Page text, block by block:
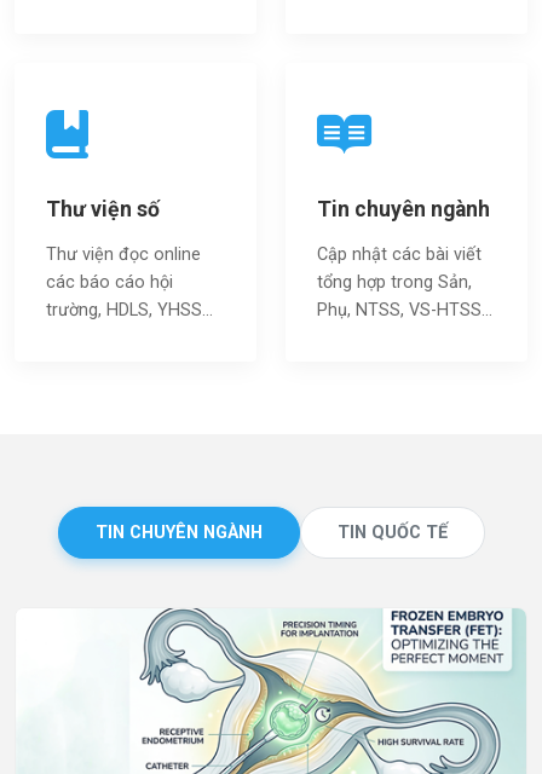
Thư viện số
Thư viện đọc online
các báo cáo hội
trường, HDLS, YHSS…
Tin chuyên ngành
Cập nhật các bài viết
tổng hợp trong Sản,
Phụ, NTSS, VS-HTSS...
TIN CHUYÊN NGÀNH TIN QUỐC TẾ